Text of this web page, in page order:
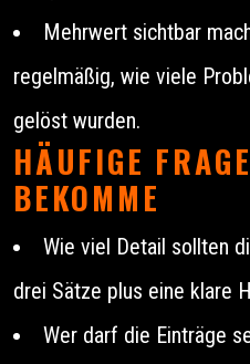
Mehrwert sichtbar
regelmäßig, wie viele
gelöst wurden.
HÄUFIGE
BEKOMME
Wie viel Detail sollten
drei Sätze plus eine klare
Wer darf die Einträge